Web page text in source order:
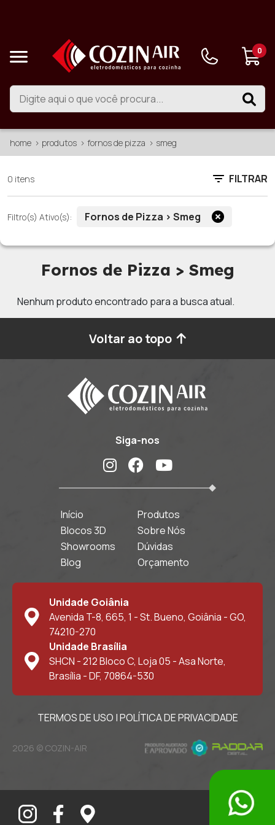
0
home produtos fornos de pizza smeg
0 itens FILTRAR
Filtro(s) Ativo(s): Fornos de Pizza > Smeg
Fornos de Pizza > Smeg
Nenhum produto encontrado para a busca atual.
Voltar ao topo
Siga-nos
Início
Produtos
Blocos 3D
Sobre Nós
Showrooms
Dúvidas
Blog
Orçamento
Unidade Goiânia
Avenida T-8, 665, 1 - St. Bueno, Goiânia - GO,
74210-270
Unidade Brasília
SHCN - 212 Bloco C, Loja 05 - Asa Norte,
Brasília - DF, 70864-530
TERMOS DE USO |POLÍTICA DE PRIVACIDADE
2026 © COZIN-AIR